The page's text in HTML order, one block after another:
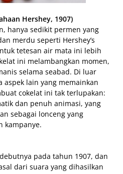
Hershey, 1907)
hanya sedikit permen yang
merdu seperti Hershey’s
tetesan air mata ini lebih
ini melambangkan momen,
selama seabad. Di luar
aspek lain yang memainkan
cokelat ini tak terlupakan:
dan penuh animasi, yang
sebagai lonceng yang
kampanye.
pada tahun 1907, dan
dari suara yang dihasilkan